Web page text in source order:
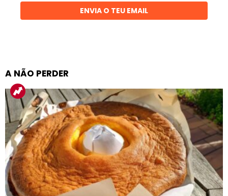
ENVIA O TEU EMAIL
A NÃO PERDER